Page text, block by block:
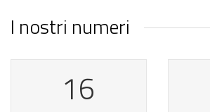
I nostri numeri
16